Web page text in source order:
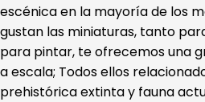
escénica en la mayoría de los
gustan las miniaturas, tanto
para pintar, te ofrecemos una
a escala; Todos ellos
prehistórica extinta y fauna